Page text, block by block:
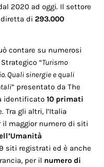
2020 ad oggi. Il settore
diretta di293.000
contare su numerosi
“Turismo
Quali sinergie e quali
” presentato da The
identificato10 primati
Tra gli altri, l’Italia
il maggior numero di siti
siti registrati ed è anche
per il numero di